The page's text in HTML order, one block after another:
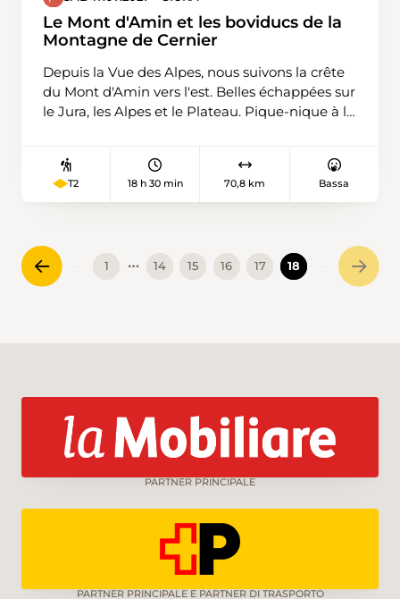
commencerons à Fankhaus (Trub) 879m,
Höchstalden 1221m Schlüchtli 1278m Napf
Totegg 1246m Chrüzbode 1155m et retour au
pont de départ.
Le Mont d'Amin et les boviducs de la
Montagne de Cernier
Depuis la Vue des Alpes, nous suivons la crête
du Mont d'Amin vers l'est. Belles échappées sur
le Jura, les Alpes et le Plateau. Pique-nique à la
Montagne de Cernier. Ce sont des chemins
destinés au départ au bétail, encadrés par des
T2 18 h 30 min 70,8 km Bassa
1 … 14 15 16 17 18
PARTNER PRINCIPALE
PARTNER PRINCIPALE E PARTNER DI TRASPORTO